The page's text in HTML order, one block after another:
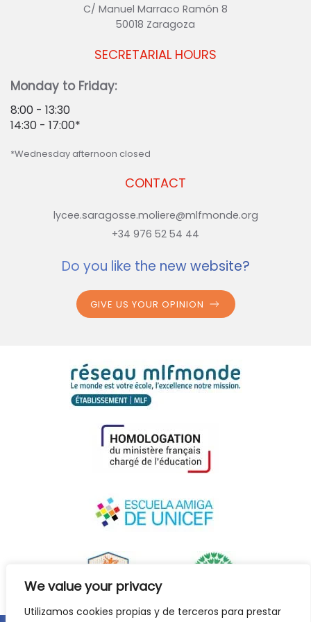
We value your privacy
Utilizamos cookies propias y de terceros para prestar
C/ Manuel Marraco Ramón 8
50018 Zaragoza
CONTACT
lycee.saragosse.moliere@mlfmonde.org
+34 976 52 54 44
SECRETARIAL HOURS
Monday to Friday:
8:00 - 13:30
14:30 - 17:00*
*Wednesday afternoon closed
Do you like the new website?
GIVE US YOUR OPINION